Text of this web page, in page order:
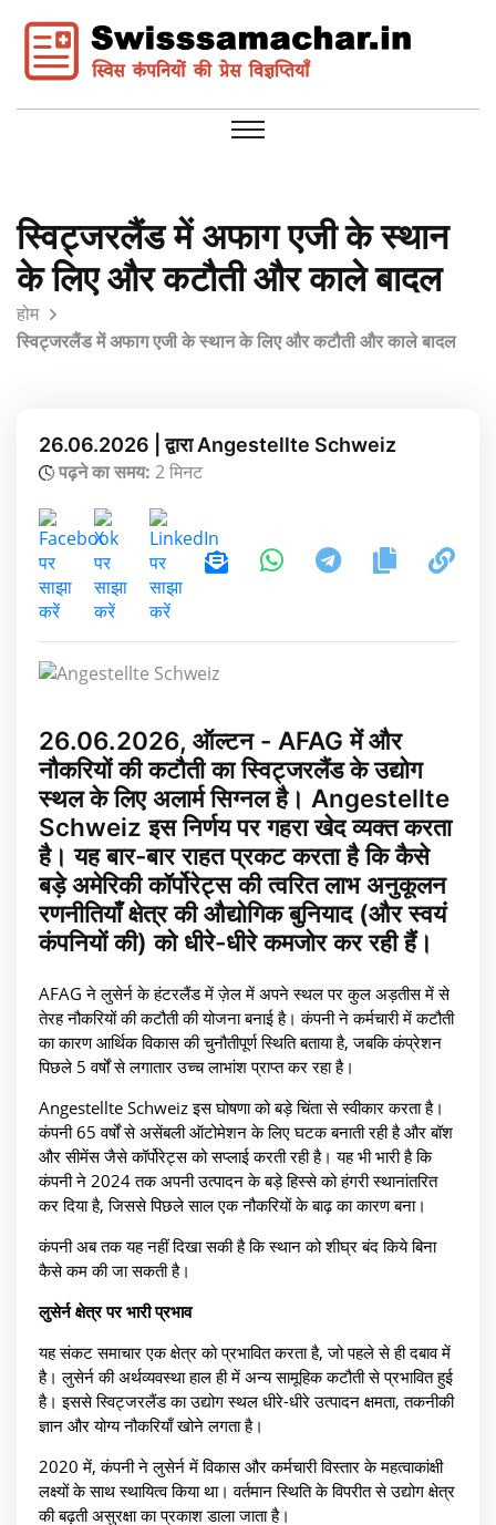
स्विट्जरलैंड में अफाग एजी के स्थान
के लिए और कटौती और काले बादल
होम
स्विट्जरलैंड में अफाग एजी के स्थान के लिए और कटौती और काले बादल
26.06.2026 | द्वारा Angestellte Schweiz
पढ़ने का समय: 2 मिनट
26.06.2026, ऑल्टन - AFAG में और
नौकरियों की कटौती का स्विट्जरलैंड के उद्योग
स्थल के लिए अलार्म सिग्नल है। Angestellte
Schweiz इस निर्णय पर गहरा खेद व्यक्त करता
है। यह बार-बार राहत प्रकट करता है कि कैसे
बड़े अमेरिकी कॉर्पोरेट्स की त्वरित लाभ अनुकूलन
रणनीतियाँ क्षेत्र की औद्योगिक बुनियाद (और स्वयं
कंपनियों की) को धीरे-धीरे कमजोर कर रही हैं।
AFAG ने लुसेर्न के हंटरलैंड में ज़ेल में अपने स्थल पर कुल अड़तीस में से
तेरह नौकरियों की कटौती की योजना बनाई है। कंपनी ने कर्मचारी में कटौती
का कारण आर्थिक विकास की चुनौतीपूर्ण स्थिति बताया है, जबकि कंप्रेशन
पिछले 5 वर्षों से लगातार उच्च लाभांश प्राप्त कर रहा है।
Angestellte Schweiz इस घोषणा को बड़े चिंता से स्वीकार करता है।
कंपनी 65 वर्षों से असेंबली ऑटोमेशन के लिए घटक बनाती रही है और बॉश
और सीमेंस जैसे कॉर्पोरेट्स को सप्लाई करती रही है। यह भी भारी है कि
कंपनी ने 2024 तक अपनी उत्पादन के बड़े हिस्से को हंगरी स्थानांतरित
कर दिया है, जिससे पिछले साल एक नौकरियों के बाढ़ का कारण बना।
कंपनी अब तक यह नहीं दिखा सकी है कि स्थान को शीघ्र बंद किये बिना
कैसे कम की जा सकती है।
लुसेर्न क्षेत्र पर भारी प्रभाव
यह संकट समाचार एक क्षेत्र को प्रभावित करता है, जो पहले से ही दबाव में
है। लुसेर्न की अर्थव्यवस्था हाल ही में अन्य सामूहिक कटौती से प्रभावित हुई
है। इससे स्विट्जरलैंड का उद्योग स्थल धीरे-धीरे उत्पादन क्षमता, तकनीकी
ज्ञान और योग्य नौकरियाँ खोने लगता है।
2020 में, कंपनी ने लुसेर्न में विकास और कर्मचारी विस्तार के महत्वाकांक्षी
लक्ष्यों के साथ स्थायित्व किया था। वर्तमान स्थिति के विपरीत से उद्योग क्षेत्र
की बढ़ती असुरक्षा का प्रकाश डाला जाता है।